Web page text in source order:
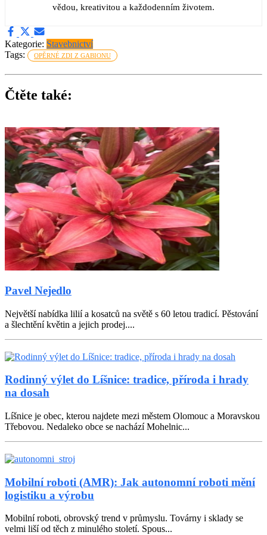
vědou, kreativitou a každodenním životem.
Kategorie: Stavebnictví
Tags:
OPĚRNÉ ZDI Z GABIONU
Čtěte také:
Pavel Nejedlo
Největší nabídka lilií a kosatců na světě s 60 letou tradicí. Pěstování
a šlechtění květin a jejich prodej....
Rodinný výlet do Líšnice: tradice, příroda i hrady
na dosah
Líšnice je obec, kterou najdete mezi městem Olomouc a Moravskou
Třebovou. Nedaleko obce se nachází Mohelnic...
Mobilní roboti (AMR): Jak autonomní roboti mění
logistiku a výrobu
Mobilní roboti, obrovský trend v průmyslu. Továrny i sklady se
velmi liší od těch z minulého století. Spous...